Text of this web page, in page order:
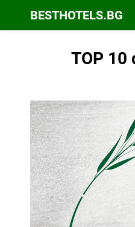
BESTHOTELS.BG
TOP 10